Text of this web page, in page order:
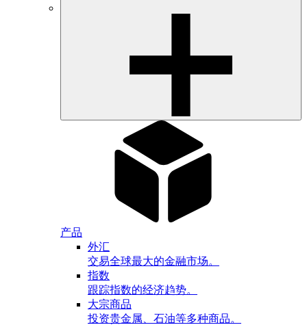
产品
外汇
交易全球最大的金融市场。
指数
跟踪指数的经济趋势。
大宗商品
投资贵金属、石油等多种商品。